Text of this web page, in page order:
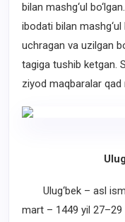
bilan mashg‘ul
ibodati bilan
uchragan va uzilgan
tagiga tushib ketgan.
ziyod maqbaralar qad
Ulug‘bek – asl ismi
mart – 1449 yil